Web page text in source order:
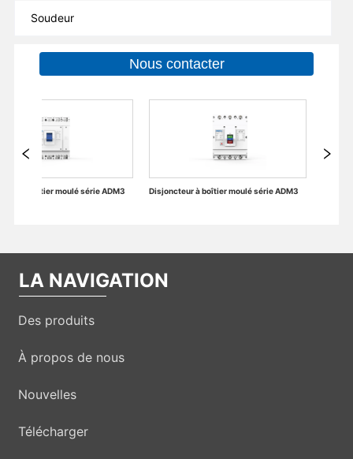
Soudeur
Nous contacter
Disjoncteur à boîtier moulé série ADM3
LA NAVIGATION
Des produits
À propos de nous
Nouvelles
Télécharger